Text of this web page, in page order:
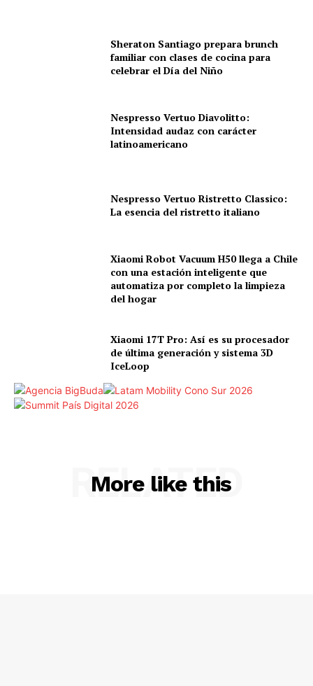
Sheraton Santiago prepara brunch
familiar con clases de cocina para
celebrar el Día del Niño
Nespresso Vertuo Diavolitto:
Intensidad audaz con carácter
latinoamericano
Nespresso Vertuo Ristretto Classico:
La esencia del ristretto italiano
Xiaomi Robot Vacuum H50 llega a Chile
con una estación inteligente que
automatiza por completo la limpieza
del hogar
Xiaomi 17T Pro: Así es su procesador
de última generación y sistema 3D
IceLoop
More like this
RELATED